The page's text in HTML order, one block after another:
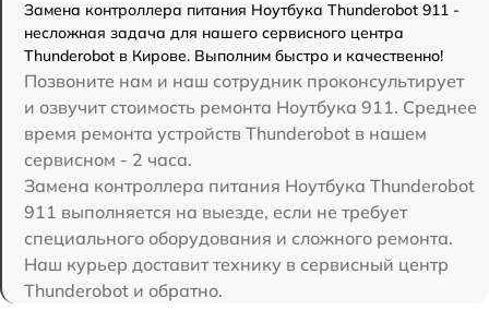
Замена контроллера питания Ноутбука Thunderobot 911 -
несложная задача для нашего сервисного центра
Thunderobot в Кирове. Выполним быстро и качественно!
Позвоните нам и наш сотрудник проконсультирует
и озвучит стоимость ремонта Ноутбука 911. Среднее
время ремонта устройств Thunderobot в нашем
сервисном - 2 часа.
Замена контроллера питания Ноутбука Thunderobot
911 выполняется на выезде, если не требует
специального оборудования и сложного ремонта.
Наш курьер доставит технику в сервисный центр
Thunderobot и обратно.